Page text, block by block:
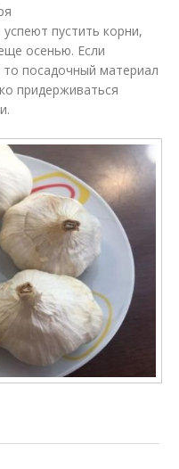
пустить корни,
осенью. Если
посадочный материал
придерживаться